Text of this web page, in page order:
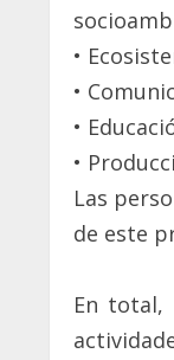
•
•
•
•
Las
de este
En total,